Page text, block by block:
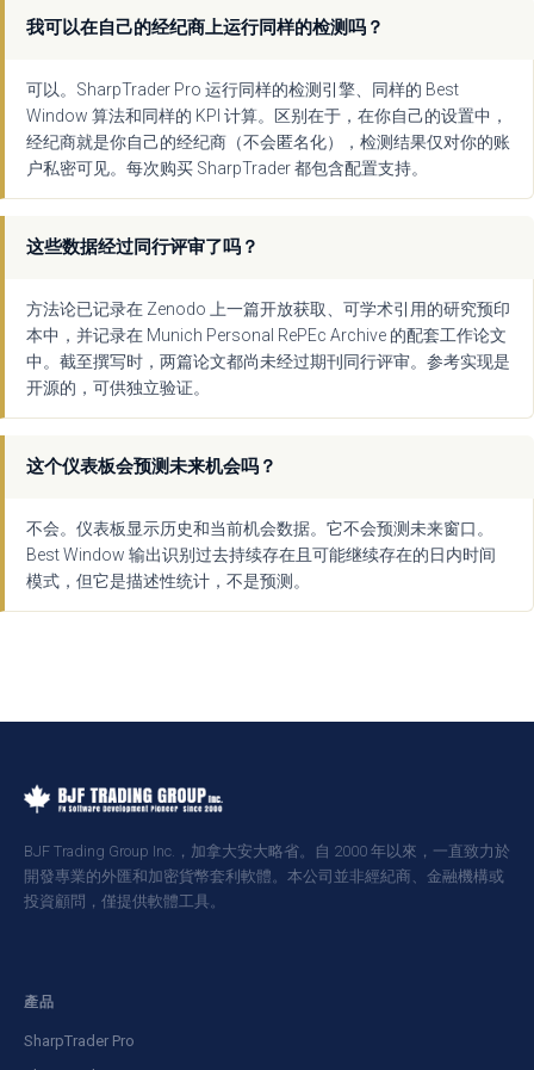
我可以在自己的经纪商上运行同样的检测吗？
可以。SharpTrader Pro 运行同样的检测引擎、同样的 Best
Window 算法和同样的 KPI 计算。区别在于，在你自己的设置中，
经纪商就是你自己的经纪商（不会匿名化），检测结果仅对你的账
户私密可见。每次购买 SharpTrader 都包含配置支持。
这些数据经过同行评审了吗？
方法论已记录在 Zenodo 上一篇开放获取、可学术引用的研究预印
本中，并记录在 Munich Personal RePEc Archive 的配套工作论文
中。截至撰写时，两篇论文都尚未经过期刊同行评审。参考实现是
开源的，可供独立验证。
这个仪表板会预测未来机会吗？
不会。仪表板显示历史和当前机会数据。它不会预测未来窗口。
Best Window 输出识别过去持续存在且可能继续存在的日内时间
模式，但它是描述性统计，不是预测。
BJF Trading Group Inc.，加拿大安大略省。自 2000 年以來，一直致力於
開發專業的外匯和加密貨幣套利軟體。本公司並非經紀商、金融機構或
投資顧問，僅提供軟體工具。
產品
SharpTrader Pro